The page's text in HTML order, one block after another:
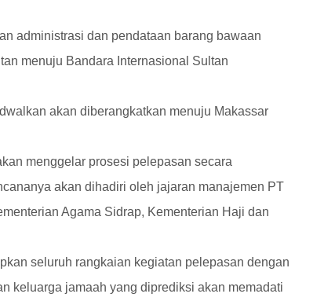
administrasi dan pendataan barang bawaan
menuju Bandara Internasional Sultan
akan diberangkatkan menuju Makassar
menggelar prosesi pelepasan secara
akan dihadiri oleh jajaran manajemen PT
Agama Sidrap, Kementerian Haji dan
seluruh rangkaian kegiatan pelepasan dengan
keluarga jamaah yang diprediksi akan memadati